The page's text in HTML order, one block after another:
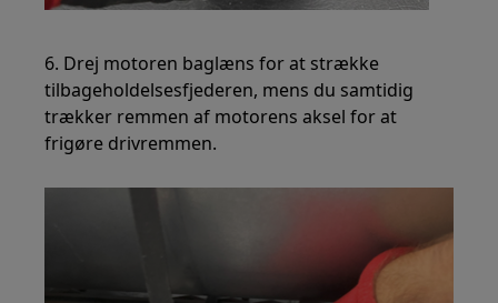
6. Drej motoren baglæns for at strække
tilbageholdelsesfjederen, mens du samtidig
trækker remmen af motorens aksel for at
frigøre drivremmen.